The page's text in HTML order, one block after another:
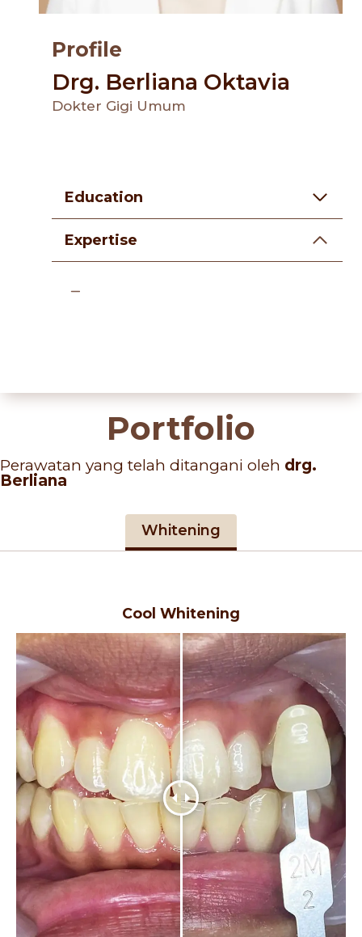
Profile
Drg. Berliana Oktavia
Dokter Gigi Umum
Education
Expertise
Portfolio
Perawatan yang telah ditangani oleh drg.
Berliana
Whitening
Cool Whitening